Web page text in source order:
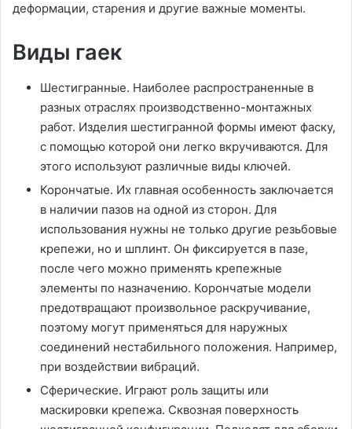
деформации, старения и другие важные моменты.
Виды гаек
Шестигранные. Наиболее распространенные в
разных отраслях производственно-монтажных
работ. Изделия шестигранной формы имеют фаску,
с помощью которой они легко вкручиваются. Для
этого используют различные виды ключей.
Корончатые. Их главная особенность заключается
в наличии пазов на одной из сторон. Для
использования нужны не только другие резьбовые
крепежи, но и шплинт. Он фиксируется в пазе,
после чего можно применять крепежные
элементы по назначению. Корончатые модели
предотвращают произвольное раскручивание,
поэтому могут применяться для наружных
соединений нестабильного положения. Например,
при воздействии вибраций.
Сферические. Играют роль защиты или
маскировки крепежа. Сквозная поверхность